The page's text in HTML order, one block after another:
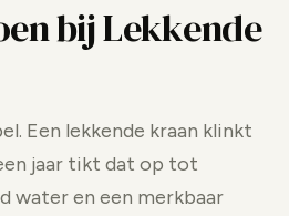
bij Lekkende
Een lekkende kraan klinkt
jaar tikt dat op tot
water en een merkbaar